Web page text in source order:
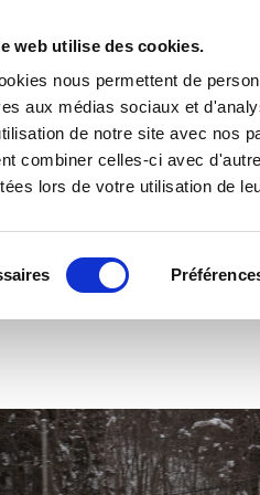
web utilise des cookies.
nous permettent de
aux médias sociaux et
de notre site avec nos
combiner celles-ci avec
lors de votre utilisation de